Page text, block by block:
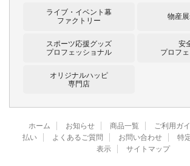
ライブ・イベント幕
ファクトリー
物産
スポーツ応援グッズ
プロフェッショナル
安
プロフ
オリジナルハッピ
専門店
ホーム お知らせ 商品一覧 ご利用ガ
払い
よくあるご質問 お問い合わせ
特
表示
サイトマップ